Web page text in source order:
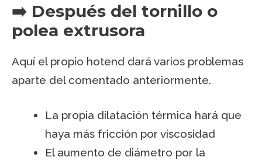
➡️ Después del tornillo o
polea extrusora
Aquí el propio hotend dará varios problemas
aparte del comentado anteriormente.
La propia dilatación térmica hará que
haya más fricción por viscosidad
El aumento de diámetro por la